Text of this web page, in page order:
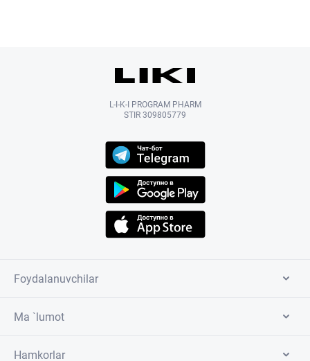
L-I-K-I PROGRAM PHARM
STIR 309805779
Foydalanuvchilar
Ma `lumot
Hamkorlar